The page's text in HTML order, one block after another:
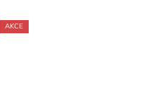
AKCE